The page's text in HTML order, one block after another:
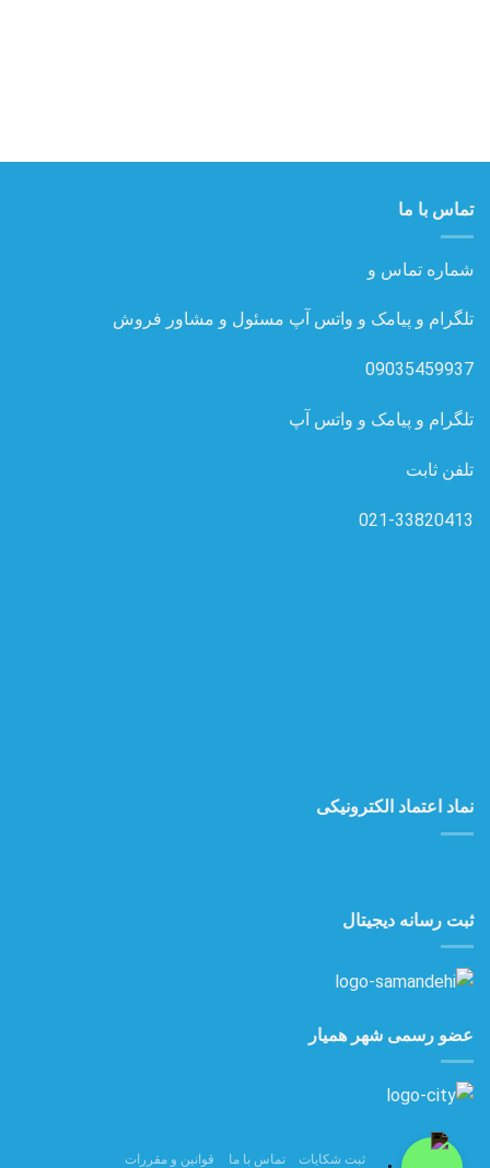
تماس با ما
شماره تماس و
تلگرام و پیامک و واتس آپ مسئول و مشاور فروش
09035459937
تلگرام و پیامک و واتس آپ
تلفن ثابت
021-33820413
نماد اعتماد الکترونیکی
ثبت رسانه دیجیتال
عضو رسمی شهر همیار
ثبت شکایات تماس با ما قوانین و مقررات